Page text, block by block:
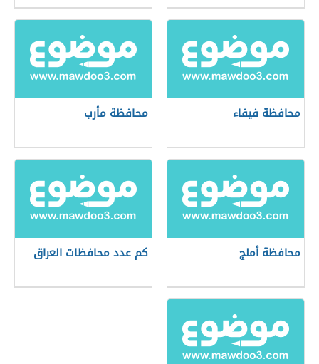
محافظة فيفاء محافظة مأرب
محافظة أملج كم عدد محافظات العراق